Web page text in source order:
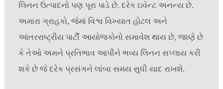
લિનન ઉત્પાદનો પણ પૂરા પાડે છે. દરેક ઇવેન્ટ અનન્ય છે.
અમારા ગ્રાહકો, જેમાં વિશ્વ વિખ્યાત હોટલ અને
આંતરરાષ્ટ્રીય પાર્ટી આયોજકોનો સમાવેશ થાય છે, જાણે છે
કે તેઓ અમને પ્રતિભાવ આપીને ભવ્ય લિનન સપ્લાય કરી
શકે છે જે દરેક પ્રસંગને લાંબા સમય સુધી યાદ રાખશે.